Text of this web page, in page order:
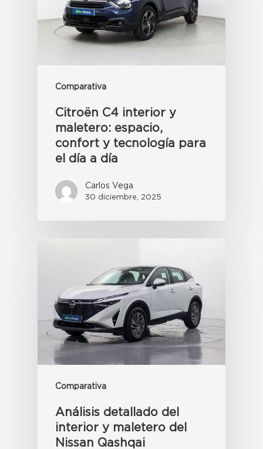
Comparativa
Citroën C4 interior y
maletero: espacio,
confort y tecnología para
el día a día
Carlos Vega
30 diciembre, 2025
Comparativa
Análisis detallado del
interior y maletero del
Nissan Qashqai